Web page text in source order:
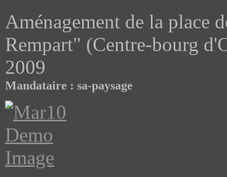
Aménagement de la place
Rempart" (Centre-bourg
2009
Mandataire : sa-paysage